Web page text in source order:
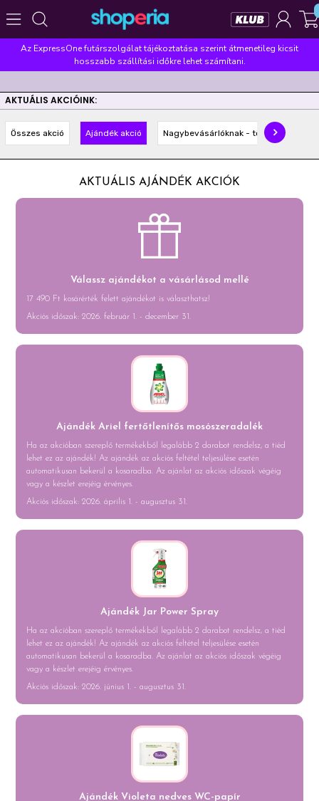
Népszerű kategóriák
Takarítás Baba-mama
Népszerű márkák
Pampers Lenor Violeta Coccolino Silan
Népszerű keresések
finish
Az ExpressOne futárszolgálat tájékoztatása szerint átmenetileg kicsit
hosszabb szállítási időkre lehet számítani.
AKTUÁLIS AKCIÓINK:
Összes akció Ajándék akció Nagybevásárlóknak - többet
AKTUÁLIS AJÁNDÉK AKCIÓK
Válassz ajándékot a vásárlásod mellé
17 490 Ft kosárérték felett ajándékot is választhatsz!
Akciós időszak: 2026. február 1. - december 31.
Ajándék Ariel fertőtlenítős mosószeradalék
Ha az akcióban szereplő termékekből legalább 2 darabot rendelsz, a tiéd
lehet ez az ajándék! Az ajándék az akciós feltétel teljesülése esetén
automatikusan bekerül a kosaradba. Az ajánlat az akciós időszak végéig
vagy a készlet erejéig érvényes.
Akciós időszak: 2026. április 1. - augusztus 31.
Ajándék Jar Power Spray
Ha az akcióban szereplő termékekből legalább 2 darabot rendelsz, a tiéd
lehet ez az ajándék! Az ajándék az akciós feltétel teljesülése esetén
automatikusan bekerül a kosaradba. Az ajánlat az akciós időszak végéig
vagy a készlet erejéig érvényes.
Akciós időszak: 2026. június 1. - augusztus 31.
Ajándék Violeta nedves WC-papír